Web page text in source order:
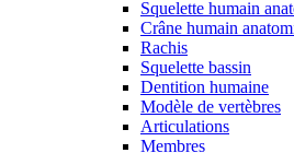
Squelette humain
Crâne humain
Rachis
Squelette bassin
Dentition humaine
Modèle de vertèbres
Articulations
Membres